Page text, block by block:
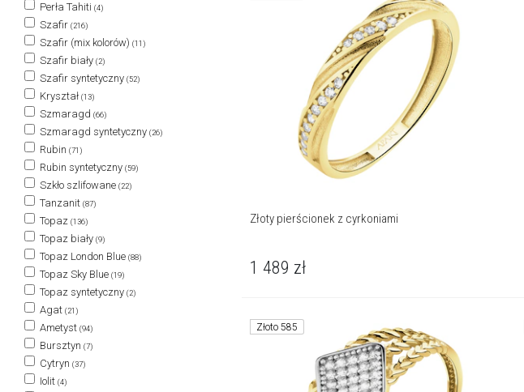
Perła Tahiti (4)
Szafir (216)
Szafir (mix kolorów) (11)
Szafir biały (2)
Szafir syntetyczny (52)
Kryształ (13)
Szmaragd (66)
Szmaragd syntetyczny (26)
Rubin (71)
Rubin syntetyczny (59)
Szkło szlifowane (22)
Tanzanit (87)
Topaz (136)
Topaz biały (9)
Topaz London Blue (88)
Topaz Sky Blue (19)
Topaz syntetyczny (2)
Agat (21)
Ametyst (94)
Bursztyn (7)
Cytryn (37)
Iolit (4)
Złoty pierścionek z cyrkoniami
1 489 zł
Złoto 585